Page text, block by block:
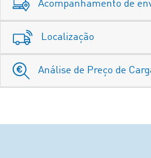
Acompanhamento de
Localização
Análise de Preço de